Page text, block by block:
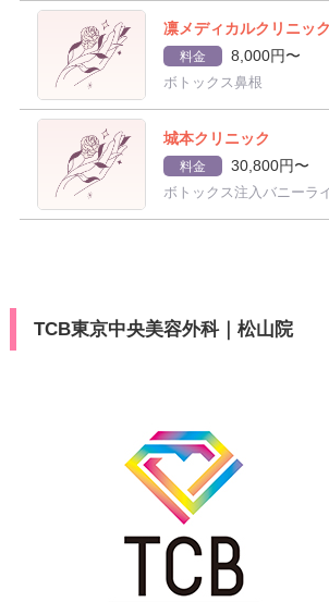
凛メディカルクリニック
料金 8,000円〜
ボトックス鼻根
城本クリニック
料金 30,800円〜
ボトックス注入バニーラ
TCB東京中央美容外科｜松山院